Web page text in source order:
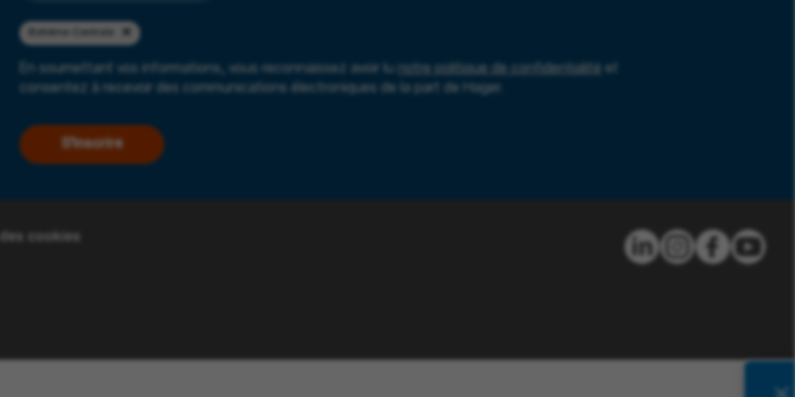
En soumettant vos informations, vous reconnaissez avoir lu notre politique de confidentialité
et
consentez à recevoir des communications électroniques de la part de Hager.
S'inscrire
cookies